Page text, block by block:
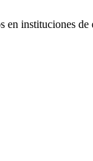
instituciones de